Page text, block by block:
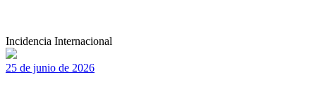
Incidencia Internacional
25 de junio de 2026